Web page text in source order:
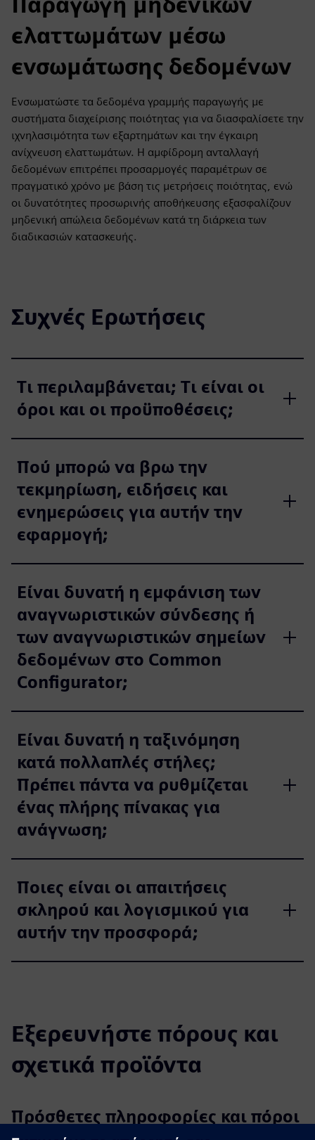
ελαττωμάτων μέσω
ενσωμάτωσης δεδομένων
Ενσωματώστε τα δεδομένα γραμμής παραγωγής με
συστήματα διαχείρισης ποιότητας για να διασφαλίσετε την
ιχνηλασιμότητα των εξαρτημάτων και την έγκαιρη
ανίχνευση ελαττωμάτων. Η αμφίδρομη ανταλλαγή
δεδομένων επιτρέπει προσαρμογές παραμέτρων σε
πραγματικό χρόνο με βάση τις μετρήσεις ποιότητας, ενώ
οι δυνατότητες προσωρινής αποθήκευσης εξασφαλίζουν
μηδενική απώλεια δεδομένων κατά τη διάρκεια των
διαδικασιών κατασκευής.
Συχνές Ερωτήσεις
Τι περιλαμβάνεται; Τι είναι οι
όροι και οι προϋποθέσεις;
Πού μπορώ να βρω την
τεκμηρίωση, ειδήσεις και
ενημερώσεις για αυτήν την
εφαρμογή;
Είναι δυνατή η εμφάνιση των
αναγνωριστικών σύνδεσης ή
των αναγνωριστικών σημείων
δεδομένων στο Common
Configurator;
Είναι δυνατή η ταξινόμηση
κατά πολλαπλές στήλες;
Πρέπει πάντα να ρυθμίζεται
ένας πλήρης πίνακας για
ανάγνωση;
Ποιες είναι οι απαιτήσεις
σκληρού και λογισμικού για
αυτήν την προσφορά;
Εξερευνήστε πόρους και
σχετικά προϊόντα
Πρόσθετες πληροφορίες και πόροι